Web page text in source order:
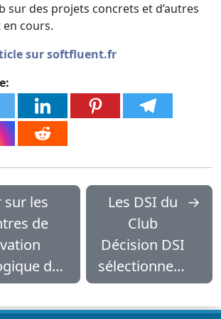
sur des projets concrets et d’autres
cours.
sur softfluent.fr
sur les
de
du
27
2017
Les DSI du
Club
Décision DSI
sélectionnent
Bitdefender
→